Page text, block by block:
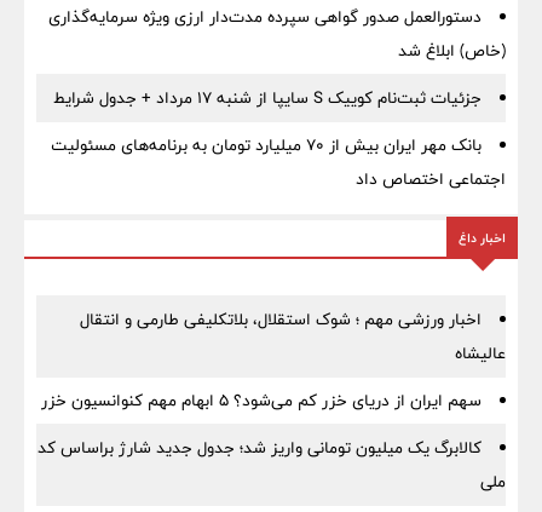
دستورالعمل صدور گواهی سپرده مدت‌دار ارزی ویژه سرمایه‌گذاری
(خاص) ابلاغ شد
جزئیات ثبت‌نام کوییک S سایپا از شنبه ۱۷ مرداد + جدول شرایط
بانک مهر ایران بیش از ۷۰ میلیارد تومان به برنامه‌های مسئولیت
اجتماعی اختصاص داد
اخبار داغ
اخبار ورزشی مهم ؛ شوک استقلال، بلاتکلیفی طارمی و انتقال
عالیشاه
سهم ایران از دریای خزر کم می‌شود؟ ۵ ابهام مهم کنوانسیون خزر
کالابرگ یک میلیون تومانی واریز شد؛ جدول جدید شارژ براساس کد
ملی